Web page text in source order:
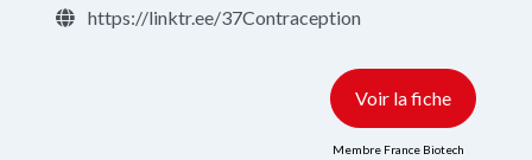
https://linktr.ee/37Contraception
Voir la fiche
Membre France Biotech